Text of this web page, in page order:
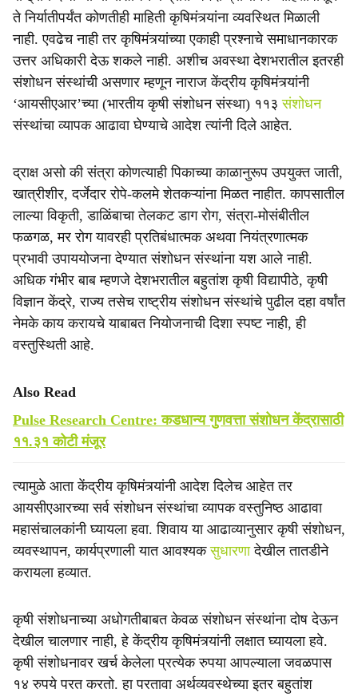
ते निर्यातीपर्यंत कोणतीही माहिती कृषिमंत्र्यांना व्यवस्थित मिळाली
नाही. एवढेच नाही तर कृषिमंत्र्यांच्या एकाही प्रश्नाचे समाधानकारक
उत्तर अधिकारी देऊ शकले नाही. अशीच अवस्था देशभरातील इतरही
संशोधन संस्थांची असणार म्हणून नाराज केंद्रीय कृषिमंत्र्यांनी
‘आयसीएआर’च्या (भारतीय कृषी संशोधन संस्था) ११३ संशोधन
संस्थांचा व्यापक आढावा घेण्याचे आदेश त्यांनी दिले आहेत.
द्राक्ष असो की संत्रा कोणत्याही पिकाच्या काळानुरूप उपयुक्त जाती,
खात्रीशीर, दर्जेदार रोपे-कलमे शेतकऱ्यांना मिळत नाहीत. कापसातील
लाल्या विकृती, डाळिंबाचा तेलकट डाग रोग, संत्रा-मोसंबीतील
फळगळ, मर रोग यावरही प्रतिबंधात्मक अथवा नियंत्रणात्मक
प्रभावी उपाययोजना देण्यात संशोधन संस्थांना यश आले नाही.
अधिक गंभीर बाब म्हणजे देशभरातील बहुतांश कृषी विद्यापीठे, कृषी
विज्ञान केंद्रे, राज्य तसेच राष्ट्रीय संशोधन संस्थांचे पुढील दहा वर्षांत
नेमके काय करायचे याबाबत नियोजनाची दिशा स्पष्ट नाही, ही
वस्तुस्थिती आहे.
Also Read
Pulse Research Centre: कडधान्य गुणवत्ता संशोधन केंद्रासाठी
११.३१ कोटी मंजूर
त्यामुळे आता केंद्रीय कृषिमंत्र्यांनी आदेश दिलेच आहेत तर
आयसीएआरच्या सर्व संशोधन संस्थांचा व्यापक वस्तुनिष्ठ आढावा
महासंचालकांनी घ्यायला हवा. शिवाय या आढाव्यानुसार कृषी संशोधन,
व्यवस्थापन, कार्यप्रणाली यात आवश्यकसुधारणादेखील तातडीने
करायला हव्यात.
कृषी संशोधनाच्या अधोगतीबाबत केवळ संशोधन संस्थांना दोष देऊन
देखील चालणार नाही, हे केंद्रीय कृषिमंत्र्यांनी लक्षात घ्यायला हवे.
कृषी संशोधनावर खर्च केलेला प्रत्येक रुपया आपल्‍याला जवळपास
१४ रुपये परत करतो. हा परतावा अर्थव्यवस्थेच्या इतर बहुतांश